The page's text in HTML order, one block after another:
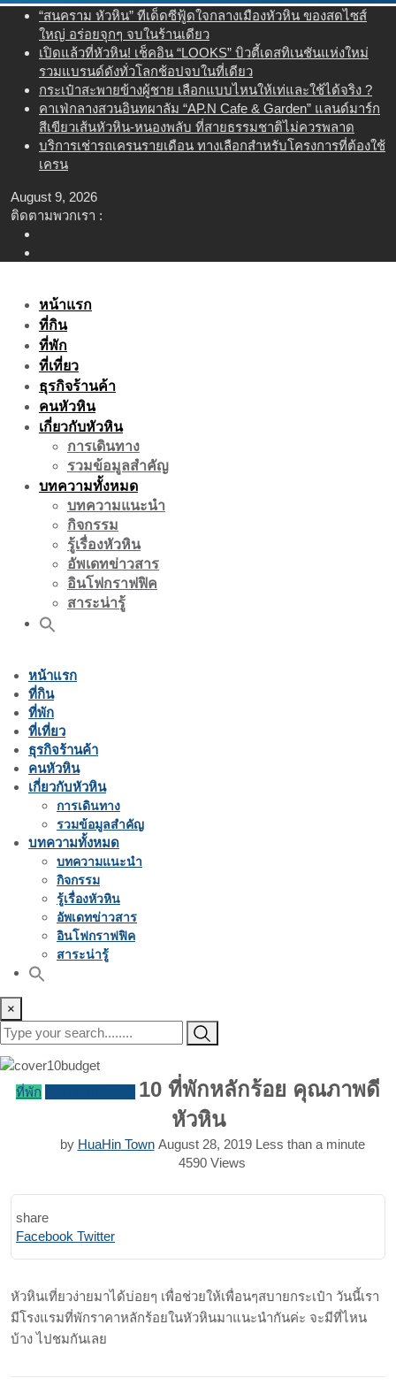
content
“สนคราม หัวหิน” ทีเด็ดซีฟู้ดใจกลางเมืองหัวหิน ของสดไซส์
ใหญ่ อร่อยจุกๆ จบในร้านเดียว
เปิดแล้วที่หัวหิน! เช็คอิน “LOOKS” บิวตี้เดสทิเนชันแห่งใหม่
รวมแบรนด์ดังทั่วโลกช้อปจบในที่เดียว
กระเป๋าสะพายข้างผู้ชาย เลือกแบบไหนให้เท่และใช้ได้จริง ?
คาเฟ่กลางสวนอินทผาลัม “AP.N Cafe & Garden” แลนด์มาร์ก
สีเขียวเส้นหัวหิน-หนองพลับ ที่สายธรรมชาติไม่ควรพลาด
บริการเช่ารถเครนรายเดือน ทางเลือกสำหรับโครงการที่ต้องใช้
เครน
August 9, 2026
ติดตามพวกเรา :
หน้าแรก
ที่กิน
ที่พัก
ที่เที่ยว
ธุรกิจร้านค้า
คนหัวหิน
เกี่ยวกับหัวหิน
การเดินทาง
รวมข้อมูลสำคัญ
บทความทั้งหมด
บทความแนะนำ
กิจกรรม
รู้เรื่องหัวหิน
อัพเดทข่าวสาร
อินโฟกราฟฟิค
สาระน่ารู้
หน้าแรก
ที่กิน
ที่พัก
ที่เที่ยว
ธุรกิจร้านค้า
คนหัวหิน
เกี่ยวกับหัวหิน
การเดินทาง
รวมข้อมูลสำคัญ
บทความทั้งหมด
บทความแนะนำ
กิจกรรม
รู้เรื่องหัวหิน
อัพเดทข่าวสาร
อินโฟกราฟฟิค
สาระน่ารู้
×
ที่พัก
10 ที่พักหลักร้อย คุณภาพดี
หัวหิน
by HuaHin Town August 28, 2019 Less than a minute
4590 Views
share
Facebook TwitterPrint
Share
หัวหินเที่ยวง่ายมาได้บ่อยๆ เพื่อช่วยให้เพื่อนๆสบายกระเป๋า วันนี้เรา
มีโรงแรมที่พักราคาหลักร้อยในหัวหินมาแนะนำกันค่ะ จะมีที่ไหน
บ้าง ไปชมกันเลย